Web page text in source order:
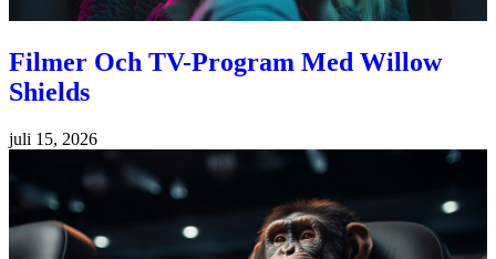
Filmer Och TV-Program Med Willow
Shields
juli 15, 2026